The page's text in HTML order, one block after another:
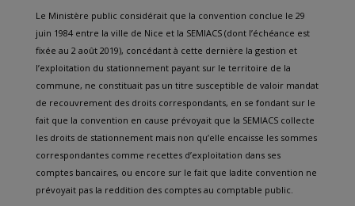
Le Ministère public considérait que la convention conclue le 29
juin 1984 entre la ville de Nice et la SEMIACS (dont l’échéance est
fixée au 2 août 2019), concédant à cette dernière la gestion et
l’exploitation du stationnement payant sur le territoire de la
commune, ne constituait pas un titre susceptible de valoir mandat
de recouvrement des droits correspondants, en se fondant sur le
fait que la convention en cause prévoyait que la SEMIACS collecte
les droits de stationnement mais non qu’elle encaisse les sommes
correspondantes comme recettes d’exploitation dans ses
comptes bancaires, ou encore sur le fait que ladite convention ne
prévoyait pas la reddition des comptes au comptable public.